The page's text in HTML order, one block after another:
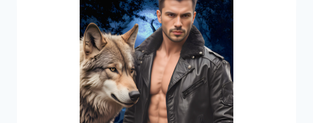
ВЛАДИМИРОВА